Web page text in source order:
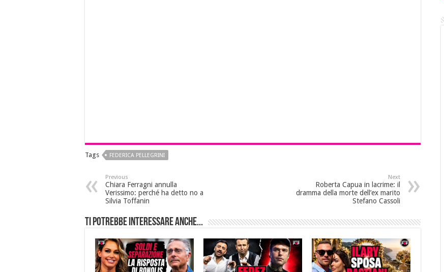
Tags FEDERICA PELLEGRINI
Previous
Chiara Ferragni annulla
Verissimo: perché ha detto no a
Silvia Toffanin
Next
Roberta Capua in lacrime: il
dramma della morte dell’ex marito
Stefano Cassoli
Ti potrebbe interessare anche...